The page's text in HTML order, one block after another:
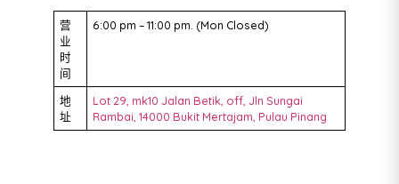
营
业
时
间
6:00 pm – 11:00 pm. (Mon Closed)
地
址
Lot 29, mk10 Jalan Betik, off, Jln Sungai
Rambai, 14000 Bukit Mertajam, Pulau Pinang